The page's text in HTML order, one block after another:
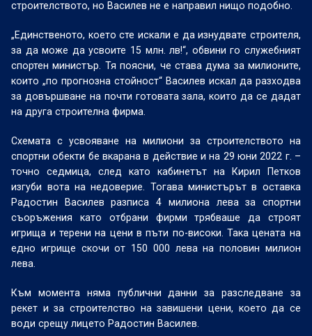
строителството, но Василев не е направил нищо подобно.
„Единственото, което сте искали е да изнудвате строителя,
за да може да усвоите 15 млн. лв!“, обвини го служебният
спортен министър. Тя поясни, че става дума за милионите,
които „по прогнозна стойност“ Василев искал да разходва
за довършване на почти готовата зала, които да се дадат
на друга строителна фирма.
Схемата с усвояване на милиони за строителството на
спортни обекти бе вкарана в действие и на 29 юни 2022 г. –
точно седмица, след като кабинетът на Кирил Петков
изгуби вота на недоверие. Тогава министърът в оставка
Радостин Василев разписа 4 милиона лева за спортни
съоръжения като отбрани фирми трябваше да строят
игрища и терени на цени в пъти по-високи. Така цената на
едно игрище скочи от 150 000 лева на половин милион
лева.
Към момента няма публични данни за разследване за
рекет и за строителство на завишени цени, което да се
води срещу лицето Радостин Василев.